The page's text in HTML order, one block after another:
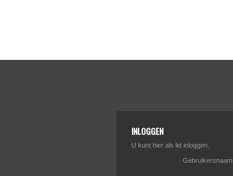
INLOGGEN
U kunt hier als lid inloggen.
Gebruikersnaam